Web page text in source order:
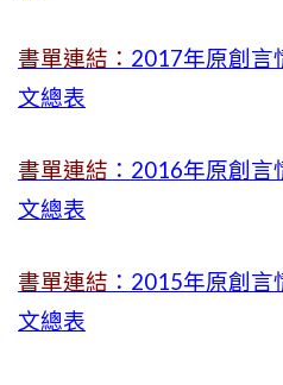
書單連結： 2017年原創言
文總表
書單連結 ：2016年原創
文總表
書單連結 ：2015年原創言
文總表